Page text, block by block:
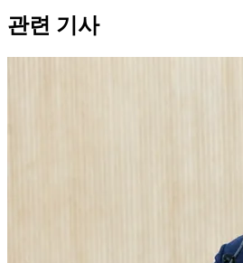
관련 기사